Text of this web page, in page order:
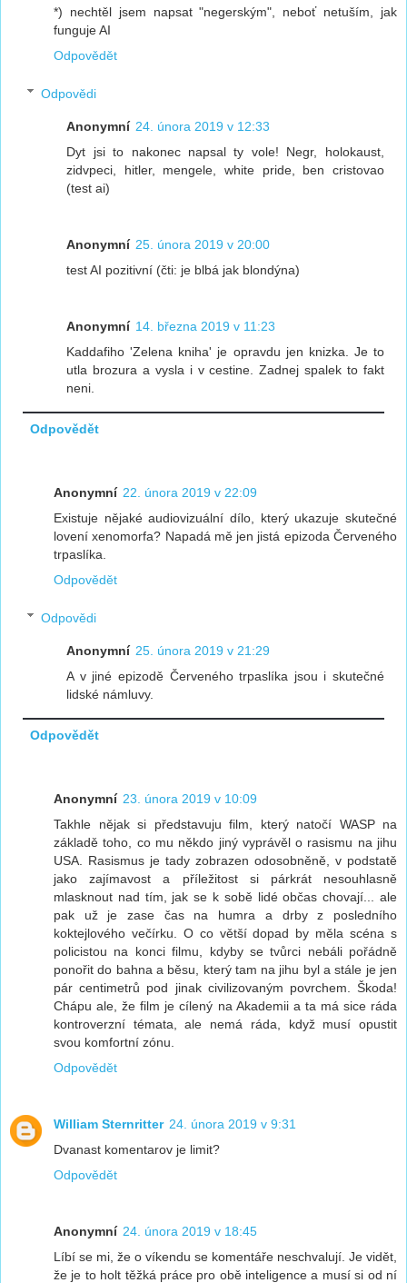
*) nechtěl jsem napsat "negerským", neboť netuším, jak
funguje AI
Odpovědět
Odpovědi
Anonymní 24. února 2019 v 12:33
Dyt jsi to nakonec napsal ty vole! Negr, holokaust,
zidvpeci, hitler, mengele, white pride, ben cristovao
(test ai)
Anonymní 25. února 2019 v 20:00
test AI pozitivní (čti: je blbá jak blondýna)
Anonymní 14. března 2019 v 11:23
Kaddafiho 'Zelena kniha' je opravdu jen knizka. Je to
utla brozura a vysla i v cestine. Zadnej spalek to fakt
neni.
Odpovědět
Anonymní 22. února 2019 v 22:09
Existuje nějaké audiovizuální dílo, který ukazuje skutečné
lovení xenomorfa? Napadá mě jen jistá epizoda Červeného
trpaslíka.
Odpovědět
Odpovědi
Anonymní 25. února 2019 v 21:29
A v jiné epizodě Červeného trpaslíka jsou i skutečné
lidské námluvy.
Odpovědět
Anonymní 23. února 2019 v 10:09
Takhle nějak si představuju film, který natočí WASP na
základě toho, co mu někdo jiný vyprávěl o rasismu na jihu
USA. Rasismus je tady zobrazen odosobněně, v podstatě
jako zajímavost a příležitost si párkrát nesouhlasně
mlasknout nad tím, jak se k sobě lidé občas chovají... ale
pak už je zase čas na humra a drby z posledního
koktejlového večírku. O co větší dopad by měla scéna s
policistou na konci filmu, kdyby se tvůrci nebáli pořádně
ponořit do bahna a běsu, který tam na jihu byl a stále je jen
pár centimetrů pod jinak civilizovaným povrchem. Škoda!
Chápu ale, že film je cílený na Akademii a ta má sice ráda
kontroverzní témata, ale nemá ráda, když musí opustit
svou komfortní zónu.
Odpovědět
William Sternritter 24. února 2019 v 9:31
Dvanast komentarov je limit?
Odpovědět
Anonymní 24. února 2019 v 18:45
Líbí se mi, že o víkendu se komentáře neschvalují. Je vidět,
že je to holt těžká práce pro obě inteligence a musí si od ní